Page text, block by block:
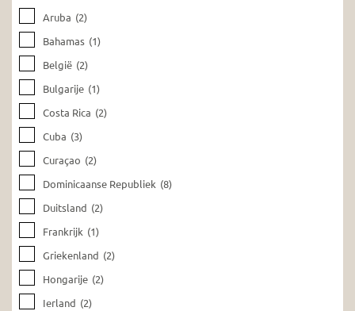
Aruba (2)
Bahamas (1)
België (2)
Bulgarije (1)
Costa Rica (2)
Cuba (3)
Curaçao (2)
Dominicaanse Republiek (8)
Duitsland (2)
Frankrijk (1)
Griekenland (2)
Hongarije (2)
Ierland (2)